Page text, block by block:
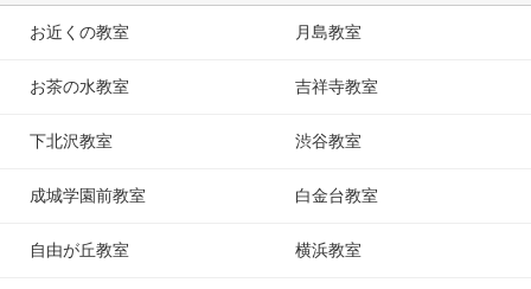
お近くの教室 月島教室
お茶の水教室 吉祥寺教室
下北沢教室 渋谷教室
成城学園前教室 白金台教室
自由が丘教室 横浜教室